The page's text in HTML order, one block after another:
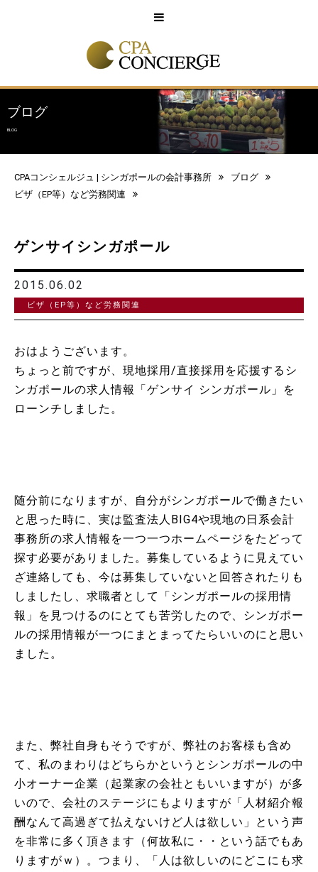
ブログ
BLOG
CPAコンシェルジュ | シンガポールの会計事務所
ブログ
ビザ（EP等）など労務関連
ゲンサイシンガポール
2015.06.02
ビザ（EP等）など労務関連
おはようございます。
ちょっと前ですが、現地採用/直接採用を応援するシ
ンガポールの求人情報「ゲンサイ シンガポール」を
ローンチしました。
随分前になりますが、自分がシンガポールで働きたい
と思った時に、実は監査法人BIG4や現地の日系会計
事務所の求人情報を一つ一つホームページをたどって
探す必要がありました。募集しているように見えてい
ざ連絡しても、今は募集していないと回答されたりも
しましたし、求職者として「シンガポールの採用情
報」を見つけるのにとても苦労したので、シンガポー
ルの採用情報が一つにまとまってたらいいのにと思い
ました。
また、弊社自身もそうですが、弊社のお客様も含め
て、私のまわりはどちらかというとシンガポールの中
小オーナー企業（起業家の会社ともいいますが）が多
いので、会社のステージにもよりますが「人材紹介報
酬なんて高過ぎて払えないけど人は欲しい」という声
を非常に多く頂きます（何故私に・・という話でもあ
りますがｗ）。つまり、「人は欲しいのにどこにも求